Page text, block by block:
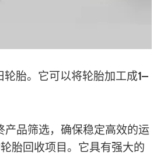
轮胎。它可以将轮胎加工成1–
品筛选，确保稳定高效的运
胎回收项目。它具有强大的